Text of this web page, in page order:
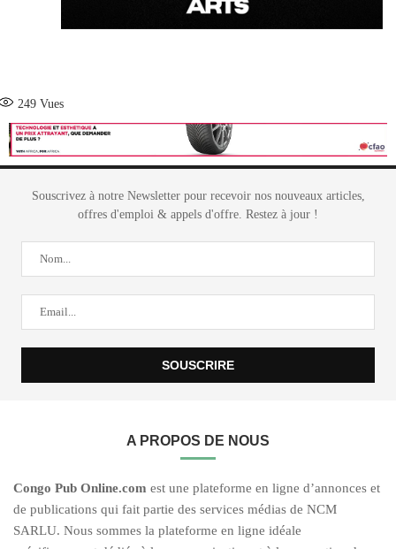
249 Vues
Souscrivez à notre Newsletter pour recevoir nos nouveaux articles,
offres d'emploi & appels d'offre. Restez à jour !
A PROPOS DE NOUS
Congo Pub Online.com est une plateforme en ligne d’annonces et
de publications qui fait partie des services médias de NCM
SARLU. Nous sommes la plateforme en ligne idéale